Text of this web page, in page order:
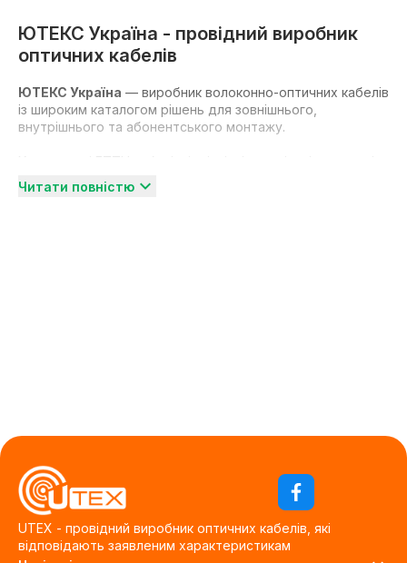
ЮТЕКС Україна - провідний виробник
оптичних кабелів
ЮТЕКС Україна — виробник волоконно-оптичних кабелів
із широким каталогом рішень для зовнішнього,
внутрішнього та абонентського монтажу.
та моделі для задування в мікротруби — з гелем,
бронею або діелектричні, у одно- та багатомодовому
Читати повністю
UTEX - провідний виробник оптичних кабелів, які
відповідають заявленим характеристикам